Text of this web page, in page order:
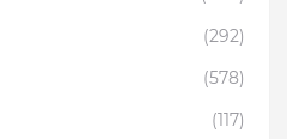
(292)
(578)
(117)